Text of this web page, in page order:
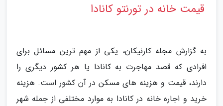
قیمت خانه در تورنتو کانادا
به گزارش مجله کارنیکان، یکی از مهم ترین مسائل برای
افرادی که قصد مهاجرت به کانادا یا هر کشور دیگری را
دارند، قیمت و هزینه های مسکن در آن کشور است. هزینه
خرید و اجاره خانه در کانادا به موارد مختلفی از جمله شهر